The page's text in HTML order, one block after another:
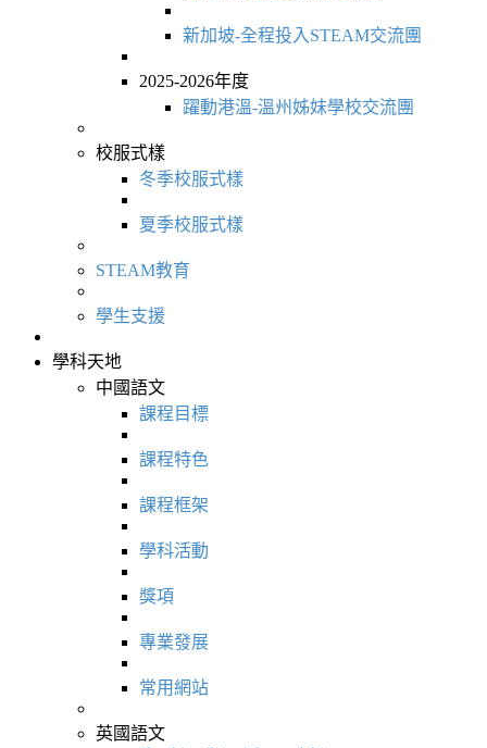
新加坡-全程投入STEAM交流團
2025-2026年度
躍動港溫-溫州姊妹學校交流團
校服式樣
冬季校服式樣
夏季校服式樣
STEAM教育
學生支援
學科天地
中國語文
課程目標
課程特色
課程框架
學科活動
獎項
專業發展
常用網站
英國語文